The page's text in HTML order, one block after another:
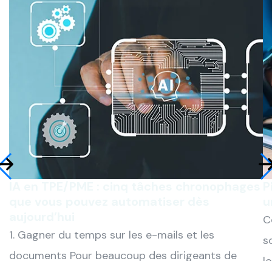
1. Gagner du temps sur les e-mails et les
documents Pour beaucoup des dirigeants de